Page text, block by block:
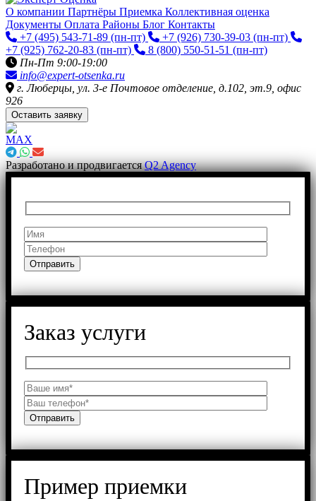
О компании Партнёры Приемка Коллективная оценка
Документы Оплата Районы Блог Контакты
+7 (495) 543-71-89 (пн-пт) +7 (926) 730-39-03 (пн-пт)
+7 (925) 762-20-83 (пн-пт) 8 (800) 550-51-51 (пн-пт)
Пн-Пт 9:00-19:00
info@expert-otsenka.ru
г. Люберцы, ул. 3-е Почтовое отделение, д.102, эт.9, офис
926
Оставить заявку
Разработано и продвигаетсяQ2 Agency
Заказ услуги
Пример приемки